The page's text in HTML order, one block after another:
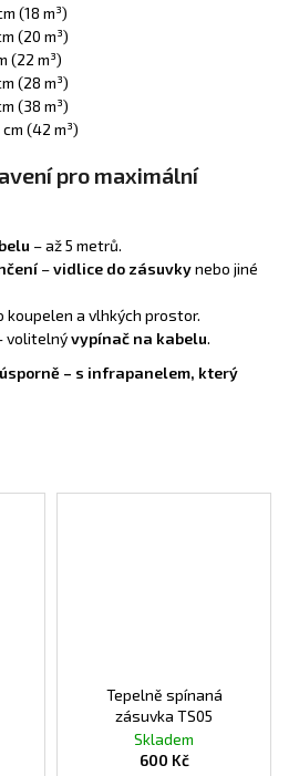
(18 m³)
(20 m³)
(22 m³)
(28 m³)
(38 m³)
(42 m³)
pro maximální
– až 5 metrů.
–vidlice do zásuvkynebo jiné
koupelen a vlhkých prostor.
volitelnývypínač na kabelu.
– s infrapanelem, který
Tepelně spínaná
zásuvka TS05
Skladem
600 Kč